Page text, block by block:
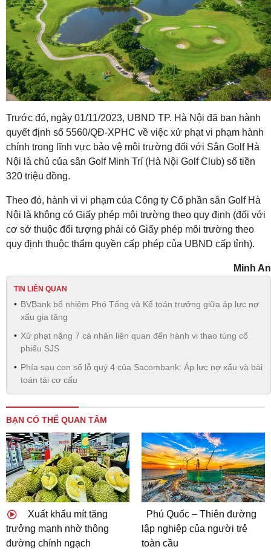
Trước đó, ngày 01/11/2023, UBND TP. Hà Nội đã ban hành
quyết định số 5560/QĐ-XPHC về việc xử phạt vi phạm hành
chính trong lĩnh vực bảo vệ môi trường đối với Sân Golf Hà
Nội là chủ của sân Golf Minh Trí (Hà Nội Golf Club) số tiền
320 triệu đồng.
Theo đó, hành vi vi phạm của Công ty Cổ phần sân Golf Hà
Nội là không có Giấy phép môi trường theo quy định (đối với
cơ sở thuộc đối tượng phải có Giấy phép môi trường theo
quy định thuộc thẩm quyền cấp phép của UBND cấp tỉnh).
Minh An
TIN LIÊN QUAN
BVBank bổ nhiệm Phó Tổng và Kế toán trưởng giữa áp lực nợ
xấu gia tăng
Xử phạt nặng 7 cá nhân liên quan đến hành vi thao túng cổ
phiếu SJS
Phía sau con số lỗ quý 4 của Sacombank: Áp lực nợ xấu và bài
toán tái cơ cấu
BẠN CÓ THỂ QUAN TÂM
Xuất khẩu mít tăng
trưởng mạnh nhờ thông
đường chính ngạch
Phú Quốc – Thiên đường
lập nghiệp của người trẻ
toàn cầu